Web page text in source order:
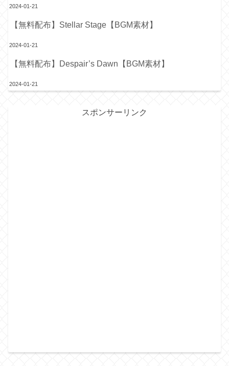
2024-01-21
【無料配布】Stellar Stage【BGM素材】
2024-01-21
【無料配布】Despair’s Dawn【BGM素材】
2024-01-21
スポンサーリンク